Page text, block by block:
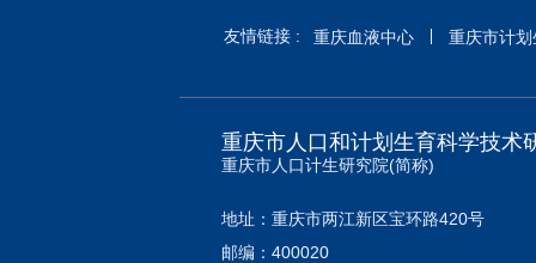
友情链接 : 重庆血液中心 重庆市计
重庆市人口和计划生育科学技术
重庆市人口计生研究院(简称)
地址：重庆市两江新区宝环路420号
邮编：400020